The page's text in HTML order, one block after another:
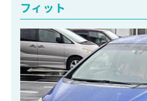
フィット